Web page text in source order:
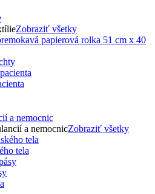
Zobraziť všetky
a nemocnic
a nemocnicZobraziť všetky
tela